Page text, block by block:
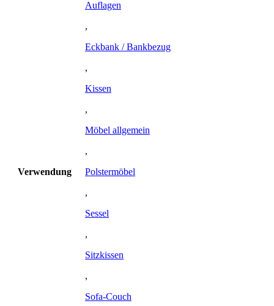
Verwendung
Auflagen
,
Eckbank / Bankbezug
,
Kissen
,
Möbel allgemein
,
Polstermöbel
,
Sessel
,
Sitzkissen
,
Sofa-Couch